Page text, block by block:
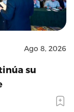
Ago 8, 2026
su